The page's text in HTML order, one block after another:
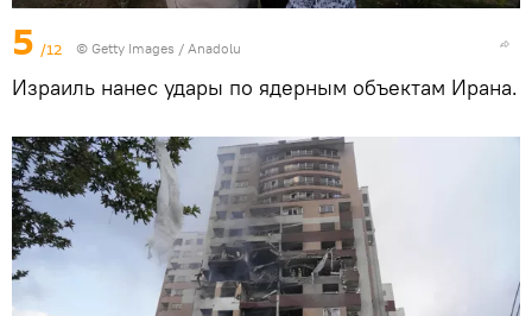
5 /12 © Getty Images / Anadolu
Израиль нанес удары по ядерным объектам Ирана.